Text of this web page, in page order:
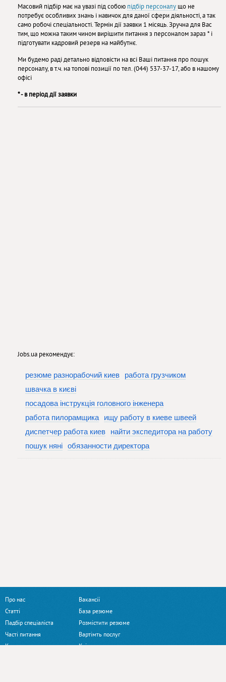
Масовий підбір має на увазі під собою підбір персоналу що не
потребує особливих знань і навичок для даної сфери діяльності, а так
само робочі спеціальності. Термін дії заявки 1 місяць. Зручна для Вас
тим, що можна таким чином вирішити питання з персоналом зараз * і
підготувати кадровий резерв на майбутнє.
Ми будемо раді детально відповісти на всі Ваші питання про пошук
персоналу, в т.ч. на топові позиції по тел. (044) 537-37-17, або в нашому
офісі
* - в період дії заявки
Jobs.ua рекомендує:
резюме разнорабочий киев
работа грузчиком
швачка в києві
посадова інструкція головного інженера
работа пилорамщика
ищу работу в киеве швеей
диспетчер работа киев
найти экспедитора на работу
пошук няні обязанности директора
Про нас
Статті
Падбір спеціаліста
Часті питання
Контакти
Вакансії
База резюме
Розмістити резюме
Вартімть послуг
Клієнтам